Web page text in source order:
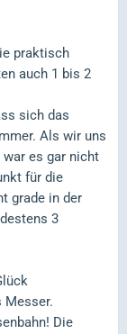
praktisch
auch 1 bis 2
sich das
Als wir uns
es gar nicht
für die
grade in der
3
Messer.
Die